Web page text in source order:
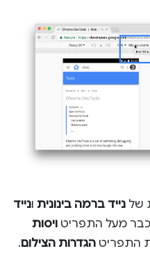
של נייד ברמה בינונית ונייד
מעל התפריט ויסות
התפריט הגדרות הצילום.